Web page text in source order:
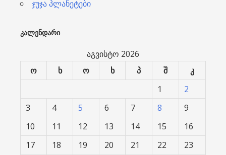
ჯუჯა პლანეტები
ᲙᲐᲚᲔᲜᲓᲐᲠᲘ
აგვისტო 2026
ო
ხ ო ხ პ შ კ
1
2
3
4 5 6 7 8
9
10
11 12 13 14 15
16
17
18 19 20 21 22
23